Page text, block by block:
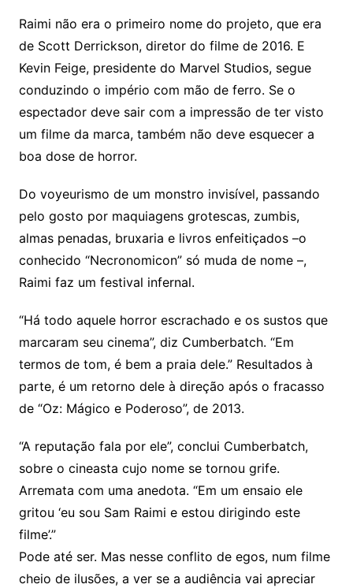
Raimi não era o primeiro nome do projeto, que era
de Scott Derrickson, diretor do filme de 2016. E
Kevin Feige, presidente do Marvel Studios, segue
conduzindo o império com mão de ferro. Se o
espectador deve sair com a impressão de ter visto
um filme da marca, também não deve esquecer a
boa dose de horror.
Do voyeurismo de um monstro invisível, passando
pelo gosto por maquiagens grotescas, zumbis,
almas penadas, bruxaria e livros enfeitiçados –o
conhecido “Necronomicon” só muda de nome –,
Raimi faz um festival infernal.
“Há todo aquele horror escrachado e os sustos que
marcaram seu cinema”, diz Cumberbatch. “Em
termos de tom, é bem a praia dele.” Resultados à
parte, é um retorno dele à direção após o fracasso
de “Oz: Mágico e Poderoso”, de 2013.
“A reputação fala por ele”, conclui Cumberbatch,
sobre o cineasta cujo nome se tornou grife.
Arremata com uma anedota. “Em um ensaio ele
gritou ‘eu sou Sam Raimi e estou dirigindo este
filme’.”
Pode até ser. Mas nesse conflito de egos, num filme
cheio de ilusões, a ver se a audiência vai apreciar